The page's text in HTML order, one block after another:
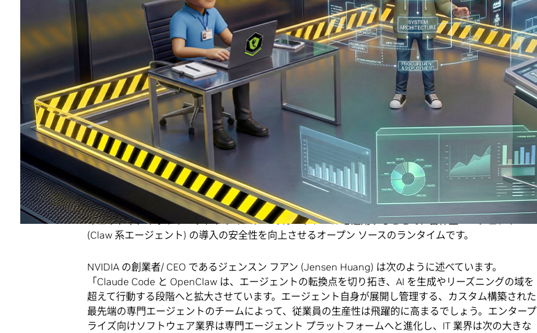
Adobe、Atlassian、Amdocs、Box、Cadence、Cisco、Cohesity、CrowdStrike、Dassault
Systèmes、IQVIA、Red Hat、SAP、Salesforce、Siemens、ServiceNow、Synopsys といった大
手ソフトウェア プラットフォームは、NVIDIA Agent Toolkit ソフトウェアを活用して、エンタープ
ライズ向けフィジカル AI エージェントの開発を推進
【プレス リリース】カリフォルニア州サンノゼ
月16 日—
NVIDIA は本日、AI の
次の世代を始動させる、パートナー企業との提携を発表しました。自律的で自己進化型のエンタープ
ライズ向け AI エージェントを実現するオープン ソース ソフトウェアを活用することにより、エージェ
ントの安全性、セキュリティ、そして効率性を向上させ、ソフトウェアとナレッジ ワークにおける世
代交代が加速します。
NVIDIA Agent Toolkit は、割り当てられたタスクの完了方法を自律的に判断し、生産性を向上させる
ツールを構築する企業や開発者向けに、オープン ソースのモデルとソフトウェアを提供します。そこ
に今回新たに加わったのが、NVIDIA OpenShell™ です。NVIDIA OpenShell は、ポリシーベースのセ
キュリティ、ネットワーク、プライバシーのガードレールを適用することで、自律型エージェント
(Claw 系エージェント) の導入の安全性を向上させるオープン ソースのランタイムです。
NVIDIA の創業者/ CEO であるジェンスン フアン (Jensen Huang) は次のように述べています。
「Claude Code と OpenClaw は、エージェントの転換点を切り拓き、AI を生成やリーズニングの域を
超えて行動する段階へと拡大させています。エージェント自身が展開し管理する、カスタム構築された
最先端の専門エージェントのチームによって、従業員の生産性は飛躍的に高まるでしょう。エンタープ
ライズ向けソフトウェア業界は専門エージェント プラットフォームへと進化し、IT 業界は次の大きな